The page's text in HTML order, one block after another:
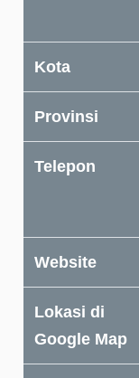
Kota
Provinsi
Telepon
Website
Lokasi di
Google Map